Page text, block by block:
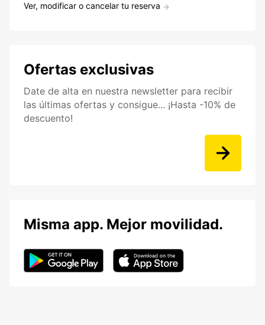
Ver, modificar o cancelar tu reserva
Ofertas exclusivas
Date de alta en nuestra newsletter para recibir
las últimas ofertas y consigue... ¡Hasta -10% de
descuento!
Misma app. Mejor movilidad.